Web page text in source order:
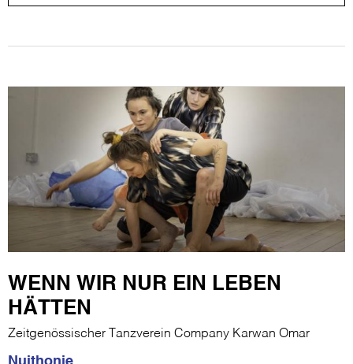
WENN WIR NUR EIN LEBEN
HÄTTEN
Zeitgenössischer Tanzverein Company Karwan Omar